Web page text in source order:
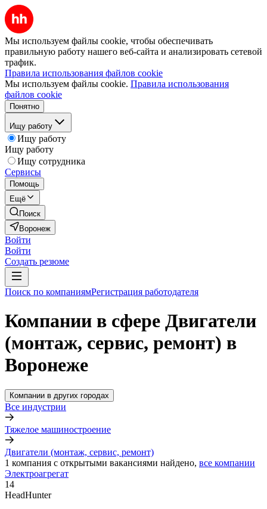
Мы используем файлы cookie, чтобы обеспечивать
правильную работу нашего веб-сайта и анализировать сетевой
трафик.
Правила использования файлов cookie
Мы используем файлы cookie. Правила использования
файлов cookie
Понятно
Ищу работу
Ищу работу
Ищу работу
Ищу сотрудника
Сервисы
Помощь
Ещё
Поиск
Воронеж
Войти
Войти
Создать резюме
Поиск по компаниямРегистрация работодателя
Компании в сфере Двигатели
(монтаж, сервис, ремонт) в
Воронеже
Компании в других городах
Все индустрии
Тяжелое машиностроение
Двигатели (монтаж, сервис, ремонт)
1 компания с открытыми вакансиями найдено, все компании
Электроагрегат
14
HeadHunter